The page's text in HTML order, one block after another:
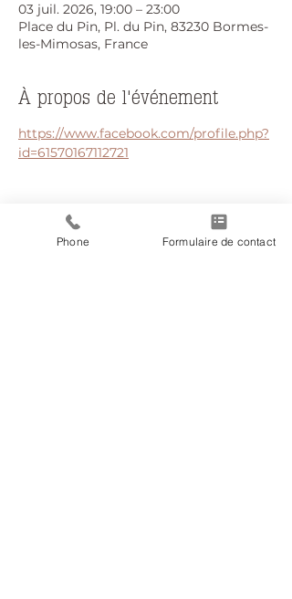
03 juil. 2026, 19:00 – 23:00
Place du Pin, Pl. du Pin, 83230 Bormes-
les-Mimosas, France
À propos de l'événement
https://www.facebook.com/profile.php?
id=61570167112721
Phone Formulaire de contact